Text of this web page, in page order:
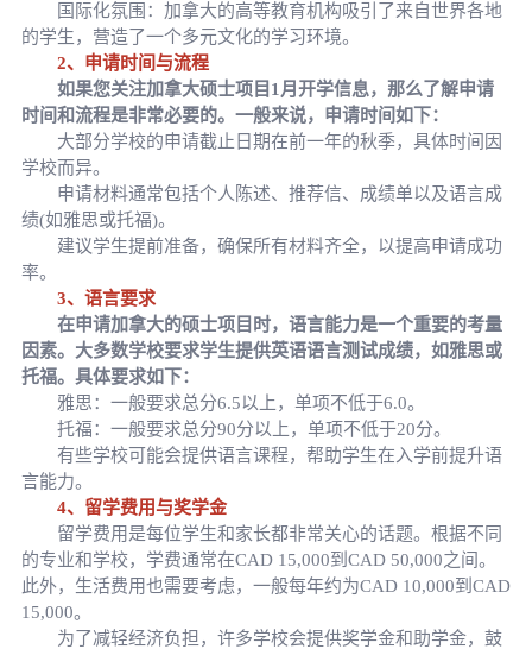
国际化氛围：加拿大的高等教育机构吸引了来自世界各地
的学生，营造了一个多元文化的学习环境。
2、申请时间与流程
如果您关注加拿大硕士项目1月开学信息，那么了解申请
时间和流程是非常必要的。一般来说，申请时间如下：
大部分学校的申请截止日期在前一年的秋季，具体时间因
学校而异。
申请材料通常包括个人陈述、推荐信、成绩单以及语言成
绩(如雅思或托福)。
建议学生提前准备，确保所有材料齐全，以提高申请成功
率。
3、语言要求
在申请加拿大的硕士项目时，语言能力是一个重要的考量
因素。大多数学校要求学生提供英语语言测试成绩，如雅思或
托福。具体要求如下：
雅思：一般要求总分6.5以上，单项不低于6.0。
托福：一般要求总分90分以上，单项不低于20分。
有些学校可能会提供语言课程，帮助学生在入学前提升语
言能力。
4、留学费用与奖学金
留学费用是每位学生和家长都非常关心的话题。根据不同
的专业和学校，学费通常在CAD 15,000到CAD 50,000之间。
此外，生活费用也需要考虑，一般每年约为CAD 10,000到CAD
15,000。
为了减轻经济负担，许多学校会提供奖学金和助学金，鼓